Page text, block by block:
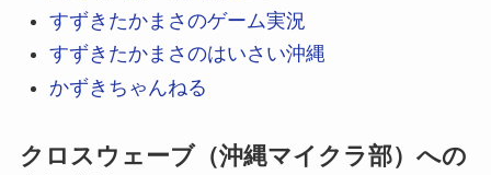
すずきたかまさのゲーム実況
すずきたかまさのはいさい沖縄
かずきちゃんねる
クロスウェーブ（沖縄マイクラ部）への